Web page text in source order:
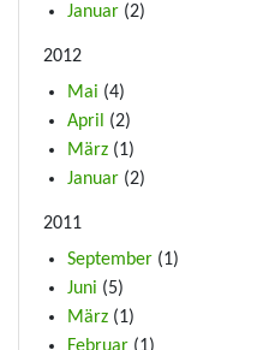
Januar (2)
2012
Mai (4)
April
(2)
März (1)
Januar (2)
2011
September (1)
Juni (5)
März (1)
Februar (1)